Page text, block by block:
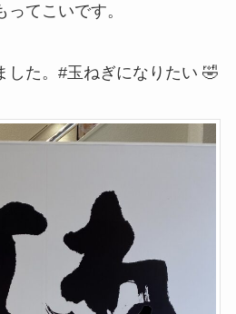
てこいです。
した。#玉ねぎになりたい 🤣